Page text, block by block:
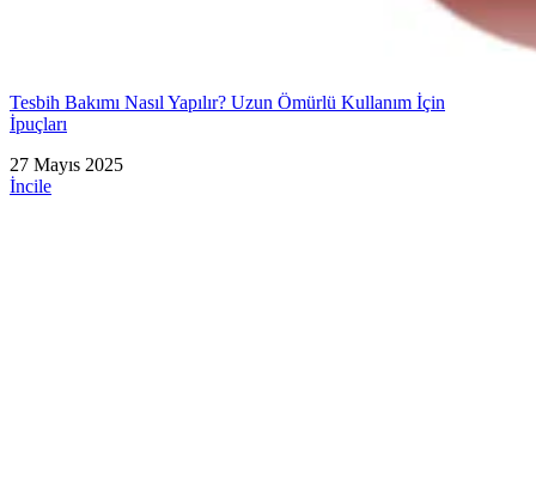
Tesbih Bakımı Nasıl Yapılır? Uzun Ömürlü Kullanım İçin
İpuçları
27 Mayıs 2025
İncile